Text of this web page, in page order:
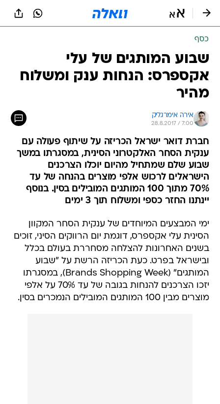
כסף
שבוע המותגים של עלי
אקספרס: הנחות ענק ומשלוח
מהיר
אירה אימרגליק
28.8.2017 / 7:00
חברת דואר ישראל הכריזה על שיתוף פעולה עם
ענקית הסחר האלקטרוני הסינית, במסגרתו במשך
שבוע שלם שמתחיל מהיום יוכלו הצרכנים
הישראלים לרכוש אלפי מוצרים בהנחה של עד
70% מתוך 100 המותגים המובילים בסין. בנוסף
יינתנו החזר כספי ומשלוח תוך 3 ימים
ימי המבצעים המיוחדים של ענקית הסחר המקוון
הסינית עלי אקספרס, דוגמת יום הרווקים הסיני, זוכים
בשנים האחרונות להצלחה מסחררת בעולם בכלל
ובישראל בפרט. כעת הכריזה הרשת על "שבוע
המותגים" (Brands Shopping Week), במסגרתו
יזכו הצרכנים להנחות בגובה של עד 70% על אלפי
מוצרים מבין 100 המותגים המובילים הנמכרים בסין.